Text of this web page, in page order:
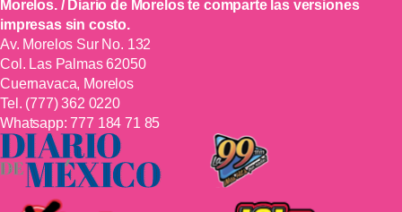
Morelos. / Diario de Morelos te comparte las versiones
impresas sin costo.
Av. Morelos Sur No. 132
Col. Las Palmas 62050
Cuernavaca, Morelos
Tel. (777) 362 0220
Whatsapp:777 184 71 85